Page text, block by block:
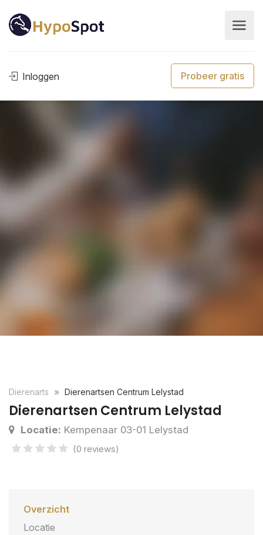
Inloggen Probeer gratis
Dierenarts Dierenartsen Centrum Lelystad
Dierenartsen Centrum Lelystad
Locatie: Kempenaar 03-01 Lelystad
(0 reviews)
Overzicht
Locatie